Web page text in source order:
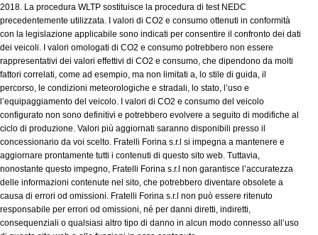
2018. La procedura WLTP sostituisce la procedura di test NEDC
precedentemente utilizzata. I valori di CO2 e consumo ottenuti in conformità
con la legislazione applicabile sono indicati per consentire il confronto dei dati
dei veicoli. I valori omologati di CO2 e consumo potrebbero non essere
rappresentativi dei valori effettivi di CO2 e consumo, che dipendono da molti
fattori correlati, come ad esempio, ma non limitati a, lo stile di guida, il
percorso, le condizioni meteorologiche e stradali, lo stato, l’uso e
l’equipaggiamento del veicolo. I valori di CO2 e consumo del veicolo
configurato non sono definitivi e potrebbero evolvere a seguito di modifiche al
ciclo di produzione. Valori più aggiornati saranno disponibili presso il
concessionario da voi scelto. Fratelli Forina s.r.l si impegna a mantenere e
aggiornare prontamente tutti i contenuti di questo sito web. Tuttavia,
nonostante questo impegno, Fratelli Forina s.r.l non garantisce l’accuratezza
delle informazioni contenute nel sito, che potrebbero diventare obsolete a
causa di errori od omissioni. Fratelli Forina s.r.l non può essere ritenuto
responsabile per errori od omissioni, né per danni diretti, indiretti,
consequenziali o qualsiasi altro tipo di danno in alcun modo connesso all’uso